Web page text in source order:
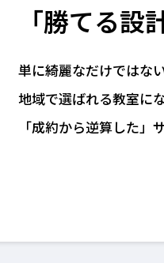
「勝てる設
単に綺麗なだけではない
地域で選ばれる教室に
「成約から逆算した」